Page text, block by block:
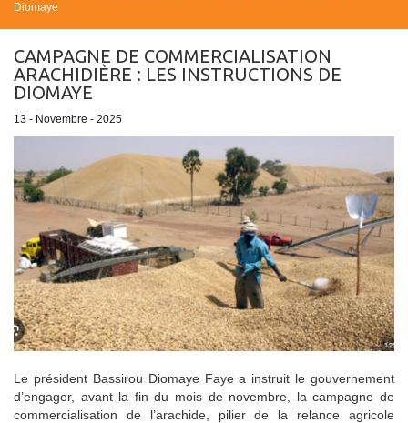
Diomaye
CAMPAGNE DE COMMERCIALISATION
ARACHIDIÈRE : LES INSTRUCTIONS DE
DIOMAYE
13 - Novembre - 2025
Le président Bassirou Diomaye Faye a instruit le gouvernement
d’engager, avant la fin du mois de novembre, la campagne de
commercialisation de l’arachide, pilier de la relance agricole